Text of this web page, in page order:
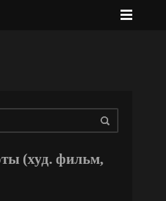
(худ. фильм,